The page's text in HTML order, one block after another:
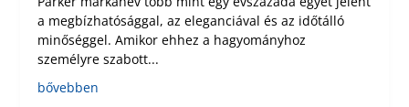
a megbízhatósággal, az eleganciával és az időtálló
minőséggel. Amikor ehhez a hagyományhoz
személyre szabott...
bővebben